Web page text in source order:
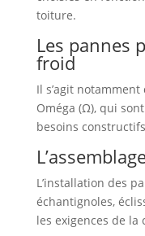
toiture.
Les pannes
froid
Il s’agit notamment
Oméga (Ω), qui
besoins
L’installation des
échantignoles,
les exigences de la